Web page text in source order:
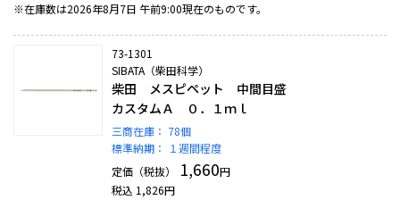
※在庫数は2026年8月7日 午前9:00現在のものです。
73-1301
SIBATA（柴田科学）
柴田 メスピペット 中間目盛
カスタムＡ ０．１ｍｌ
三商在庫： 78個
標準納期：
１週間程度
定価（税抜）
1,660円
税込 1,826円